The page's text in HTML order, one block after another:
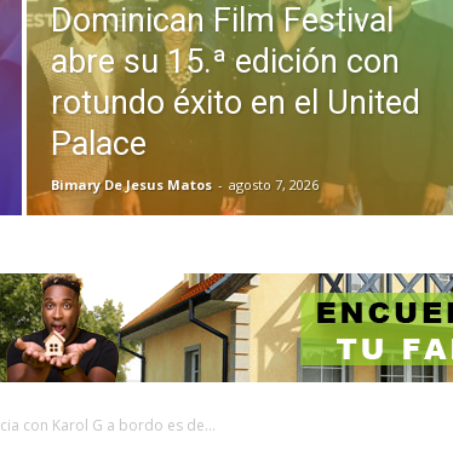
Dominican Film Festival
abre su 15.ª edición con
rotundo éxito en el United
Palace
Bimary De Jesus Matos - agosto 7, 2026
con Karol G a bordo es de...